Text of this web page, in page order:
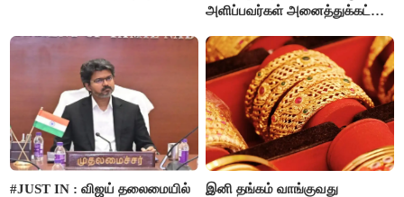
அளிப்பவர்கள் அனைத்துக்கட்சி
பங்கேற்பார்கள் - மாணிக்கம்
தாகூர்..!!
#JUST IN : விஜய் தலைமையில்
இனி தங்கம் வாங்குவது